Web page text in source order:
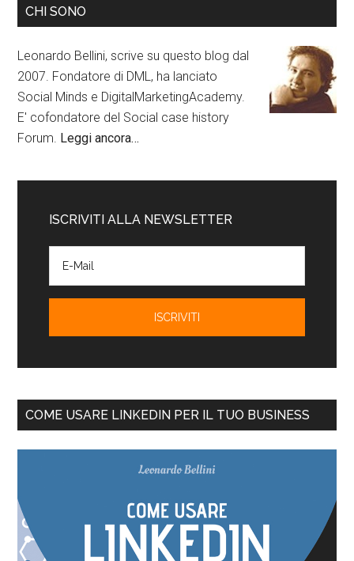
CHI SONO
Leonardo Bellini, scrive su questo blog dal
2007. Fondatore di DML, ha lanciato
Social Minds e DigitalMarketingAcademy.
E' cofondatore del Social case history
Forum. Leggi ancora…
ISCRIVITI ALLA NEWSLETTER
COME USARE LINKEDIN PER IL TUO BUSINESS